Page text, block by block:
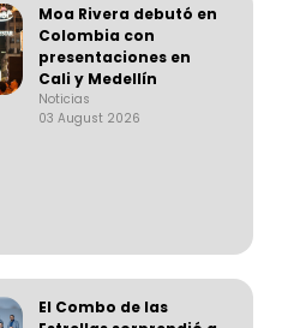
Moa Rivera debutó en
Colombia con
presentaciones en
Cali y Medellín
Noticias
03 August 2026
El Combo de las